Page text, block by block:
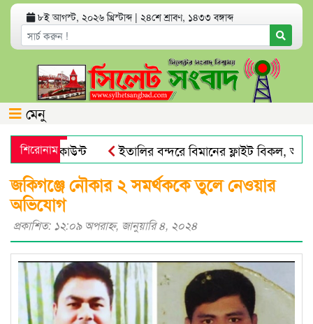
৮ই আগস্ট, ২০২৬ খ্রিস্টাব্দ | ২৪শে শ্রাবণ, ১৪৩৩ বঙ্গাব্দ
মেনু
শিরোনাম
অ্যাকাউন্ট
ইতালির বন্দরে বিমানের ফ্লাইট বিকল,
: এড. জুবায়ের
তেল, গ্যাস, বিদ্যুৎ সঙ্কট ও
জকিগঞ্জে নৌকার ২ সমর্থককে তুলে নেওয়ার
অভিযোগ
প্রকাশিত: ১২:০৯ অপরাহ্ণ, জানুয়ারি ৪, ২০২৪